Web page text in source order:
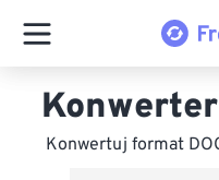
Konwerter
Konwertuj format